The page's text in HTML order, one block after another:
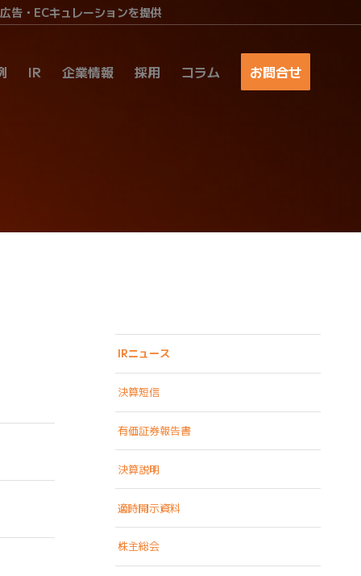
告・ECキュレーションを提供
IR 企業情報 採用 コラム お問合せ
IRニュース
決算短信
有価証券報告書
決算説明
適時開示資料
株主総会